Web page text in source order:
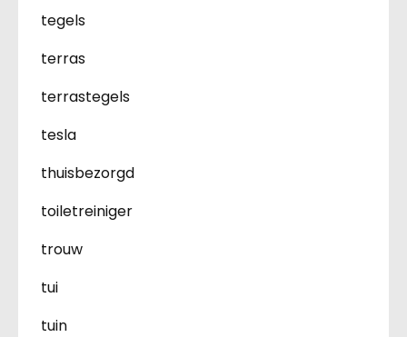
tegels
terras
terrastegels
tesla
thuisbezorgd
toiletreiniger
trouw
tui
tuin